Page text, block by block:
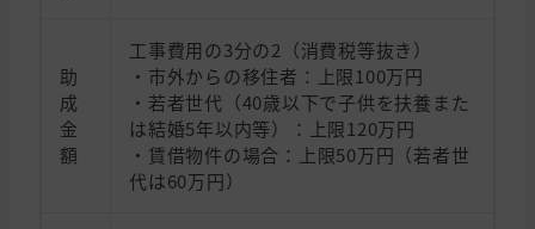
助
成
金
額
工事費用の3分の2（消費税等抜き）
・市外からの移住者：上限100万円
・若者世代（40歳以下で子供を扶養また
は結婚5年以内等）：上限120万円
・賃借物件の場合：上限50万円（若者世
代は60万円）